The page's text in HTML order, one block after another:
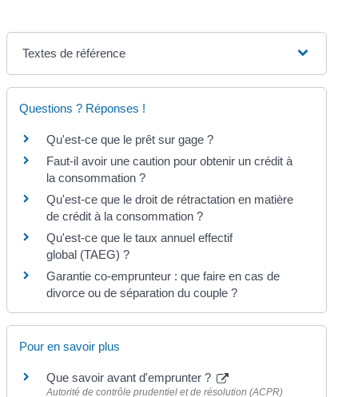
Textes de référence
Questions ? Réponses !
Qu'est-ce que le prêt sur gage ?
Faut-il avoir une caution pour obtenir un crédit à
la consommation ?
Qu'est-ce que le droit de rétractation en matière
de crédit à la consommation ?
Qu'est-ce que le taux annuel effectif
global (TAEG) ?
Garantie co-emprunteur : que faire en cas de
divorce ou de séparation du couple ?
Pour en savoir plus
Que savoir avant d'emprunter ?
Autorité de contrôle prudentiel et de résolution (ACPR)